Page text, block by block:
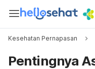
Kesehatan Pernapasan
Pentingnya